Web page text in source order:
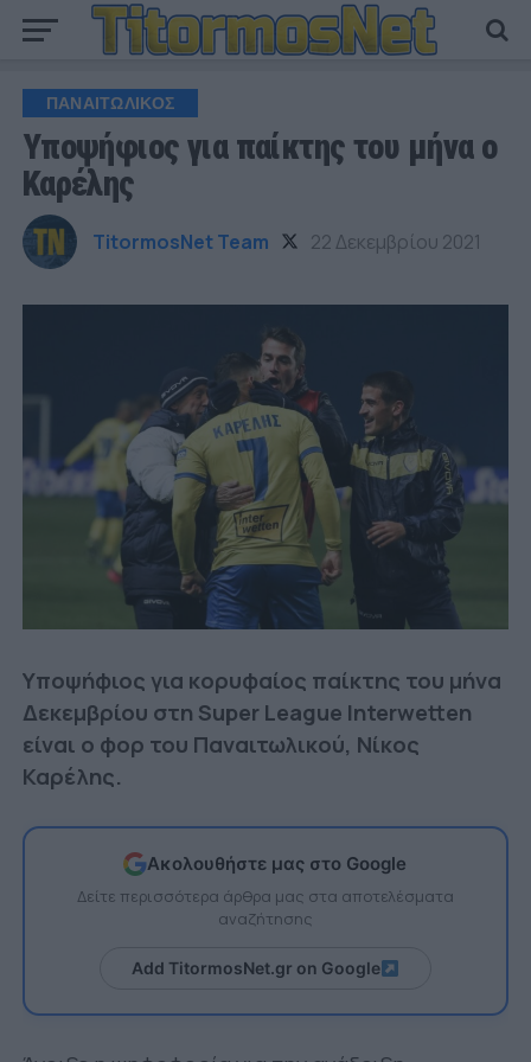
ΠΑΝΑΙΤΩΛΙΚΟΣ
Υποψήφιος για παίκτης του μήνα ο
Καρέλης
TitormosNet Team 22 Δεκεμβρίου 2021
Υποψήφιος για κορυφαίος παίκτης του μήνα
Δεκεμβρίου στη Super League Interwetten
είναι ο φορ του Παναιτωλικού, Νίκος
Καρέλης.
Ακολουθήστε μας στο Google
Δείτε περισσότερα άρθρα μας στα αποτελέσματα
αναζήτησης
Add TitormosNet.gr on Google